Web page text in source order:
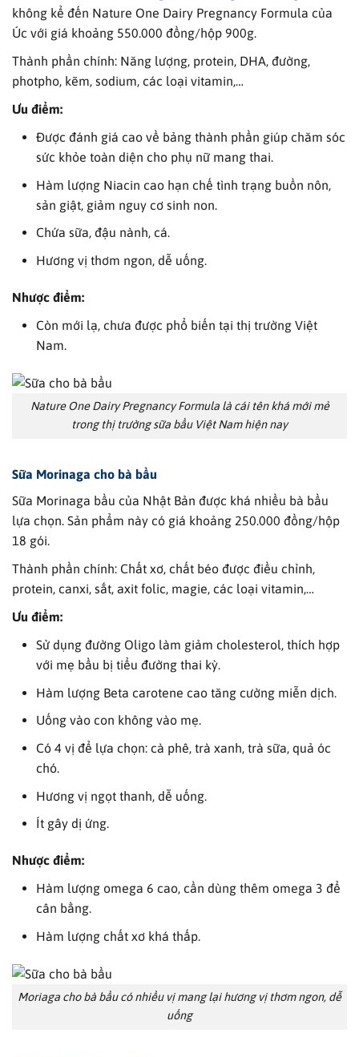
không kể đến Nature One Dairy Pregnancy Formula của
Úc với giá khoảng 550.000 đồng/hộp 900g.
Thành phần chính: Năng lượng, protein, DHA, đường,
photpho, kẽm, sodium, các loại vitamin,…
Ưu điểm:
Được đánh giá cao về bảng thành phần giúp chăm sóc
sức khỏe toàn diện cho phụ nữ mang thai.
Hàm lượng Niacin cao hạn chế tình trạng buồn nôn,
sản giật, giảm nguy cơ sinh non.
Chứa sữa, đậu nành, cá.
Hương vị thơm ngon, dễ uống.
Nhược điểm:
Còn mới lạ, chưa được phổ biến tại thị trường Việt
Nam.
Nature One Dairy Pregnancy Formula là cái tên khá mới mẻ
trong thị trường sữa bầu Việt Nam hiện nay
Sữa Morinaga cho bà bầu
Sữa Morinaga bầu của Nhật Bản được khá nhiều bà bầu
lựa chọn. Sản phẩm này có giá khoảng 250.000 đồng/hộp
18 gói.
Thành phần chính: Chất xơ, chất béo được điều chỉnh,
protein, canxi, sắt, axit folic, magie, các loại vitamin,…
Ưu điểm:
Sử dụng đường Oligo làm giảm cholesterol, thích hợp
với mẹ bầu bị tiểu đường thai kỳ.
Hàm lượng Beta carotene cao tăng cường miễn dịch.
Uống vào con không vào mẹ.
Có 4 vị để lựa chọn: cà phê, trà xanh, trà sữa, quả óc
chó.
Hương vị ngọt thanh, dễ uống.
Ít gây dị ứng.
Nhược điểm:
Hàm lượng omega 6 cao, cần dùng thêm omega 3 để
cân bằng.
Hàm lượng chất xơ khá thấp.
Moriaga cho bà bầu có nhiều vị mang lại hương vị thơm ngon, dễ
uống